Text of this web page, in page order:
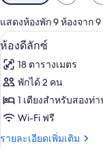
กรอง
ที่
มี
ให้
สำหรับ
ห้อง
พัก
แสดงห้องพัก 9 ห้องจาก 9
เปิด
ภาพถ่าย
ทั้งหมด
ของ
ห้อง
ดี
7
ห้องดีลักซ์
18 ตารางเมตร
พักได้ 2 คน
1 เตียงสำหรับสองท่า
Wi-Fi ฟรี
รายละเอียดเพิ่มเติม
ราย